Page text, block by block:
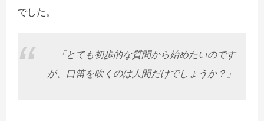
でした。
「とても初歩的な質問から始めたいのです
が、口笛を吹くのは人間だけでしょうか？」